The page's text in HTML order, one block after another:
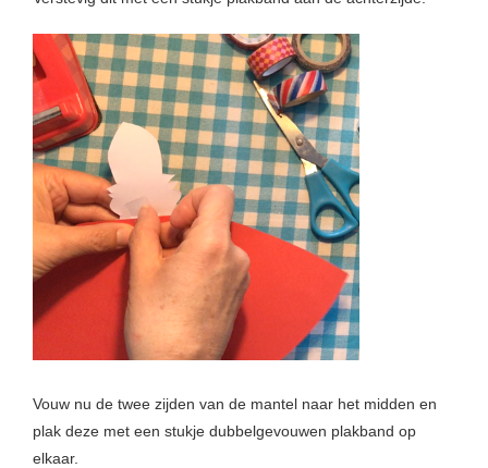
Vouw nu de twee zijden van de mantel naar het midden en
plak deze met een stukje dubbelgevouwen plakband op
elkaar.